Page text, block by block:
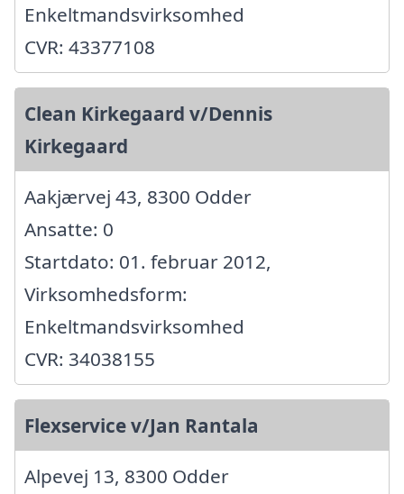
Enkeltmandsvirksomhed
CVR: 43377108
Clean Kirkegaard v/Dennis
Kirkegaard
Aakjærvej 43, 8300 Odder
Ansatte: 0
Startdato: 01. februar 2012,
Virksomhedsform:
Enkeltmandsvirksomhed
CVR: 34038155
Flexservice v/Jan Rantala
Alpevej 13, 8300 Odder